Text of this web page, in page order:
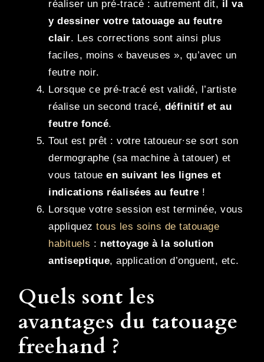
réaliser un pré-tracé : autrement dit, il va
y dessiner votre tatouage au feutre
clair. Les corrections sont ainsi plus
faciles, moins « baveuses », qu’avec un
feutre noir.
Lorsque ce pré-tracé est validé, l’artiste
réalise un second tracé, définitif et au
feutre foncé.
Tout est prêt : votre tatoueur∙se sort son
dermographe (sa machine à tatouer) et
vous tatoue en suivant les lignes et
indications réalisées au feutre !
Lorsque votre session est terminée, vous
appliquez tous les soins de tatouage
habituels : nettoyage à la solution
antiseptique, application d’onguent, etc.
Quels sont les
avantages du tatouage
freehand ?